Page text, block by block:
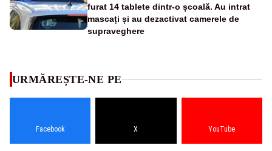
furat 14 tablete dintr-o școală. Au intrat
mascați și au dezactivat camerele de
supraveghere
URMĂREȘTE-NE PE
Facebook X YouTube